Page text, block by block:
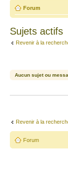
Forum
Sujets actifs
Revenir à la
Aucun sujet ou
Revenir à la
Forum